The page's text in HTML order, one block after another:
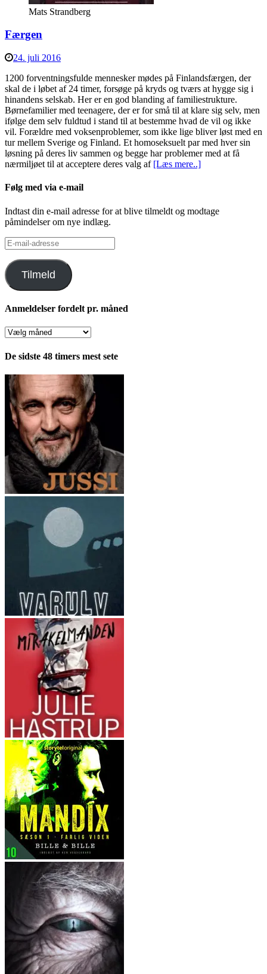
Mats Strandberg
Færgen
24. juli 2016
1200 forventningsfulde mennesker mødes på Finlandsfærgen, der
skal de i løbet af 24 timer, forsøge på kryds og tværs at hygge sig i
hinandens selskab. Her er en god blanding af familiestrukture.
Børnefamilier med teenagere, der er for små til at klare sig selv, men
ifølge dem selv fuldtud i stand til at bestemme hvad de vil og ikke
vil. Forældre med voksenproblemer, som ikke lige bliver løst med en
tur mellem Sverige og Finland. Et homoseksuelt par med hver sin
løsning på deres liv sammen og begge har problemer med at få
nærmiljøet til at acceptere deres valg af [Læs mere..]
Følg med via e-mail
Indtast din e-mail adresse for at blive tilmeldt og modtage
påmindelser om nye indlæg.
E-
mail-
adresse
Tilmeld
Anmeldelser fordelt pr. måned
Anmeldelser
pr.
De sidste 48 timers mest sete